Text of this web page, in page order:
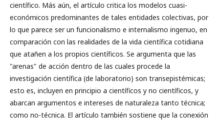
científico. Más aún, el artículo critica los modelos cuasi-
económicos predominantes de tales entidades colectivas, por
lo que parece ser un funcionalismo e internalismo ingenuo, en
comparación con las realidades de la vida científica cotidiana
que atañen a los propios científicos. Se argumenta que las
"arenas" de acción dentro de las cuales procede la
investigación científica (de laboratorio) son transepistémicas;
esto es, incluyen en principio a científicos y no científicos, y
abarcan argumentos e intereses de naturaleza tanto técnica;
como no-técnica. El artículo también sostiene que la conexión